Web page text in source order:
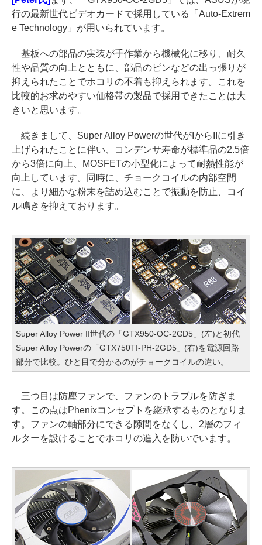
行の最新世代ビデオカードで採用している「Auto-Extrem
e Technology」が用いられています。
基板への部品の実装が手作業から機械化に移り、耐久
性や品質の向上とともに、部品のピンなどの出っ張りが
抑えられたことでホコリの不着も抑えられます。これを
比較的お求めやすい価格帯の製品で採用できたことは大
きいと思います。
続きまして、Super Alloy Powerの世代がIからIIに引き
上げられたことに伴い、コンデンサ寿命が標準品の2.5倍
から3倍に向上、MOSFETの小型化によって耐熱性能が
向上しています。同時に、チョークコイルの内部空間
に、より細かな粉末を詰め込むことで振動を防止、コイ
ル鳴きを抑えております。
Super Alloy Power II世代の「GTX950-OC-2GD5」(左)と初代
Super Alloy Powerの「GTX750TI-PH-2GD5」(右)を電源回路
部分で比較。ひと目で分かるのがチョークコイルの違い。
三つ目は防塵ファンで、ファンのトラブルを防ぎま
す。この点はPhenixコンセプトを継承するものとなりま
す。ファンの軸部分にできる隙間をなくし、2層のフィ
ルターを設けることでホコリの進入を防いでいます。